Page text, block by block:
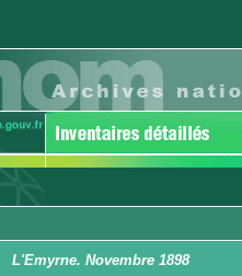
L'Emyrne. Novembre 1898